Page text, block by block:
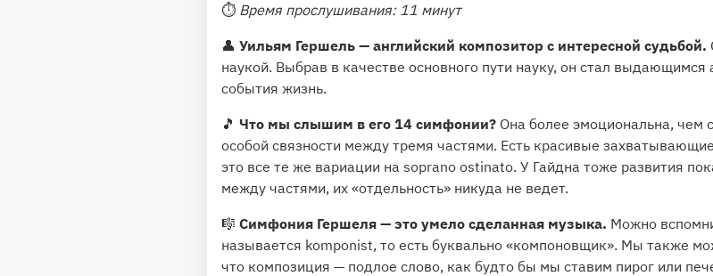
⏱ Время прослушивания: 11 минут
👤 Уильям Гершель — английский композитор с интересной судьбой.
наукой. Выбрав в качестве основного пути науку, он стал
события жизнь.
🎵 Что мы слышим в его 14 симфонии? Она более эмоциональна, чем
особой связности между тремя частями. Есть красивые
это все те же вариации на soprano ostinato. У Гайдна тоже развития
между частями, их «отдельность» никуда не ведет.
🎼 Симфония Гершеля — это умело сделанная музыка. Можно
называется komponist, то есть буквально «компоновщик». Мы также
что композиция — подлое слово, как будто бы мы ставим пирог или